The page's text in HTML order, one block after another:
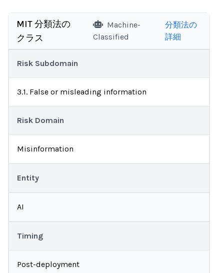
MIT 分類法の
クラス
Machine-
Classified
分類法の
詳細
Risk Subdomain
3.1. False or misleading information
Risk Domain
Misinformation
Entity
AI
Timing
Post-deployment